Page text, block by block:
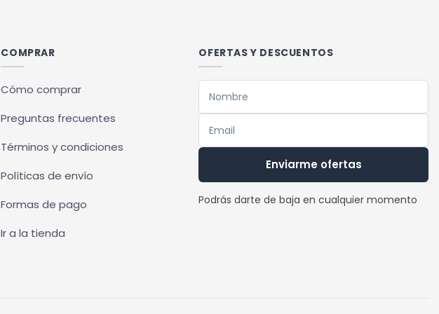
opciones
página
COMPRAR
Cómo comprar
Preguntas frecuentes
Términos y condiciones
Políticas de envío
Formas de pago
Ir a la tienda
OFERTAS Y DESCUENTOS
Enviarme ofertas
Podrás darte de baja en cualquier momento